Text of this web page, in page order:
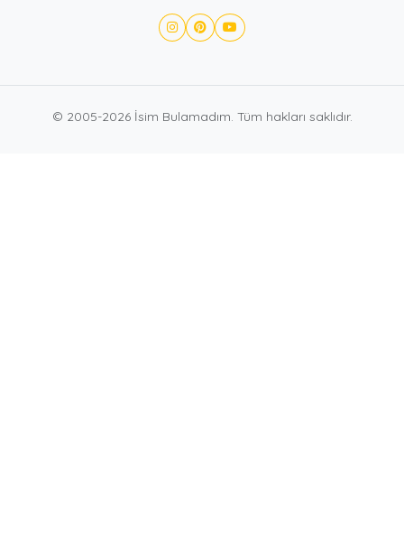
© 2005-2026 İsim Bulamadım. Tüm hakları saklıdır.